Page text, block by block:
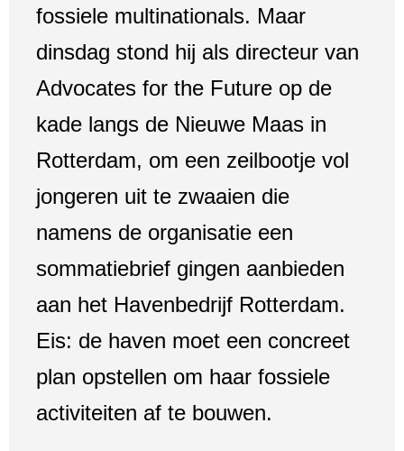
fossiele multinationals. Maar
dinsdag stond hij als directeur van
Advocates for the Future op de
kade langs de Nieuwe Maas in
Rotterdam, om een zeilbootje vol
jongeren uit te zwaaien die
namens de organisatie een
sommatiebrief gingen aanbieden
aan het Havenbedrijf Rotterdam.
Eis: de haven moet een concreet
plan opstellen om haar fossiele
activiteiten af te bouwen.